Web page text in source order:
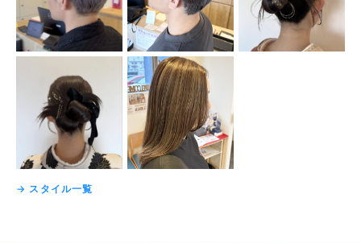
→ スタイル一覧